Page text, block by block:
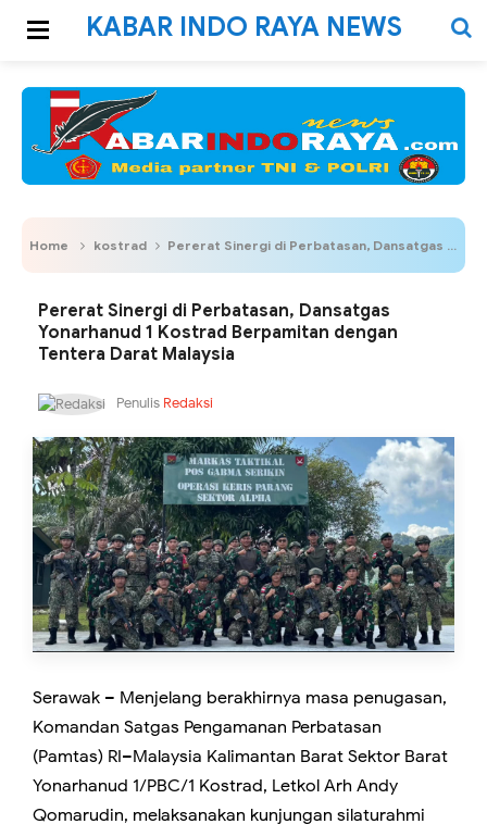
KABAR INDO RAYA NEWS
Home kostrad Pererat Sinergi di Perbatasan, Dansatgas Yonarhanud 1 Kostrad Berpamitan dengan Tentera Darat Malaysia
Pererat Sinergi di Perbatasan, Dansatgas
Yonarhanud 1 Kostrad Berpamitan dengan
Tentera Darat Malaysia
Penulis Redaksi
Serawak – Menjelang berakhirnya masa penugasan,
Komandan Satgas Pengamanan Perbatasan
(Pamtas) RI–Malaysia Kalimantan Barat Sektor Barat
Yonarhanud 1/PBC/1 Kostrad, Letkol Arh Andy
Qomarudin, melaksanakan kunjungan silaturahmi